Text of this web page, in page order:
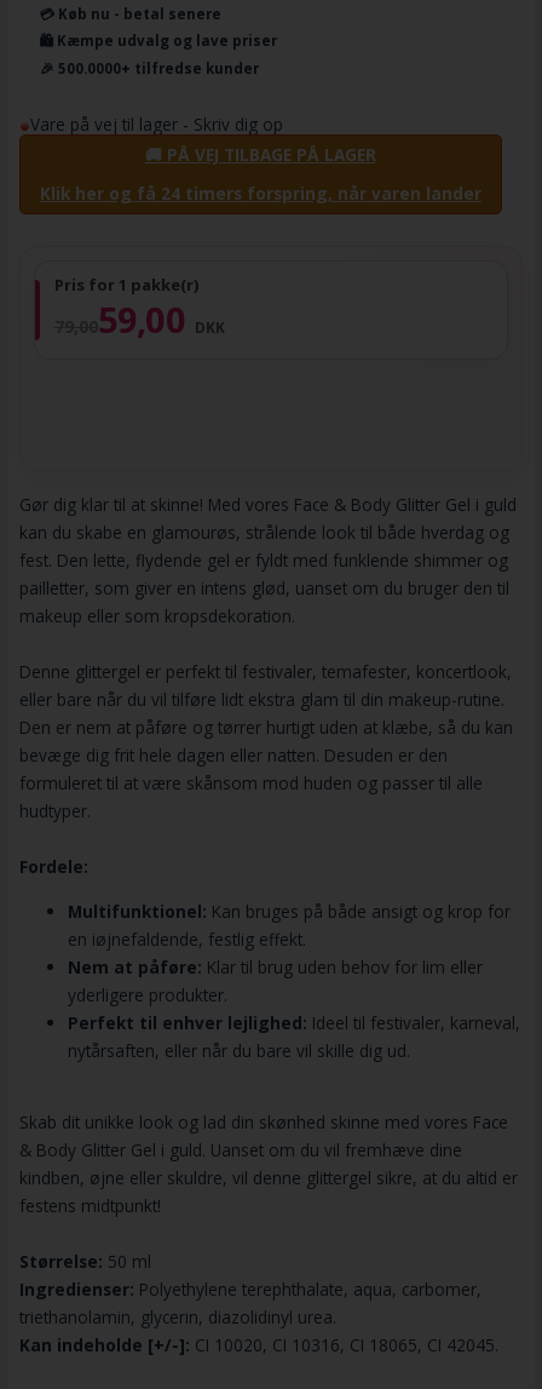
💳 Køb nu - betal senere
🛍️ Kæmpe udvalg og lave priser
🎉 500.0000+ tilfredse kunder
Vare på vej til lager - Skriv dig op
🚚 PÅ VEJ TILBAGE PÅ LAGER
Klik her og få 24 timers forspring, når varen lander
Pris for 1 pakke(r)
59,00 DKK
Gør dig klar til at skinne! Med vores Face & Body Glitter Gel i guld
kan du skabe en glamourøs, strålende look til både hverdag og
fest. Den lette, flydende gel er fyldt med funklende shimmer og
pailletter, som giver en intens glød, uanset om du bruger den til
makeup eller som kropsdekoration.
Denne glittergel er perfekt til festivaler, temafester, koncertlook,
eller bare når du vil tilføre lidt ekstra glam til din makeup-rutine.
Den er nem at påføre og tørrer hurtigt uden at klæbe, så du kan
bevæge dig frit hele dagen eller natten. Desuden er den
formuleret til at være skånsom mod huden og passer til alle
hudtyper.
Fordele:
Multifunktionel: Kan bruges på både ansigt og krop for
en iøjnefaldende, festlig effekt.
Nem at påføre: Klar til brug uden behov for lim eller
yderligere produkter.
Perfekt til enhver lejlighed: Ideel til festivaler, karneval,
nytårsaften, eller når du bare vil skille dig ud.
Skab dit unikke look og lad din skønhed skinne med vores Face
& Body Glitter Gel i guld. Uanset om du vil fremhæve dine
kindben, øjne eller skuldre, vil denne glittergel sikre, at du altid er
festens midtpunkt!
Størrelse: 50 ml
Ingredienser: Polyethylene terephthalate, aqua, carbomer,
triethanolamin, glycerin, diazolidinyl urea.
Kan indeholde [+/-]: CI 10020, CI 10316, CI 18065, CI 42045.